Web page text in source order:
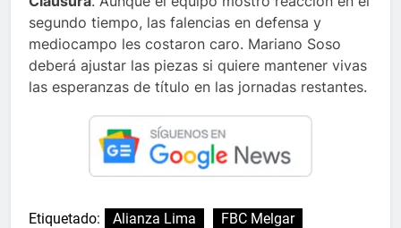
segundo tiempo, las falencias en defensa y
mediocampo les costaron caro. Mariano Soso
deberá ajustar las piezas si quiere mantener vivas
las esperanzas de título en las jornadas restantes.
Etiquetado: Alianza Lima
FBC Melgar